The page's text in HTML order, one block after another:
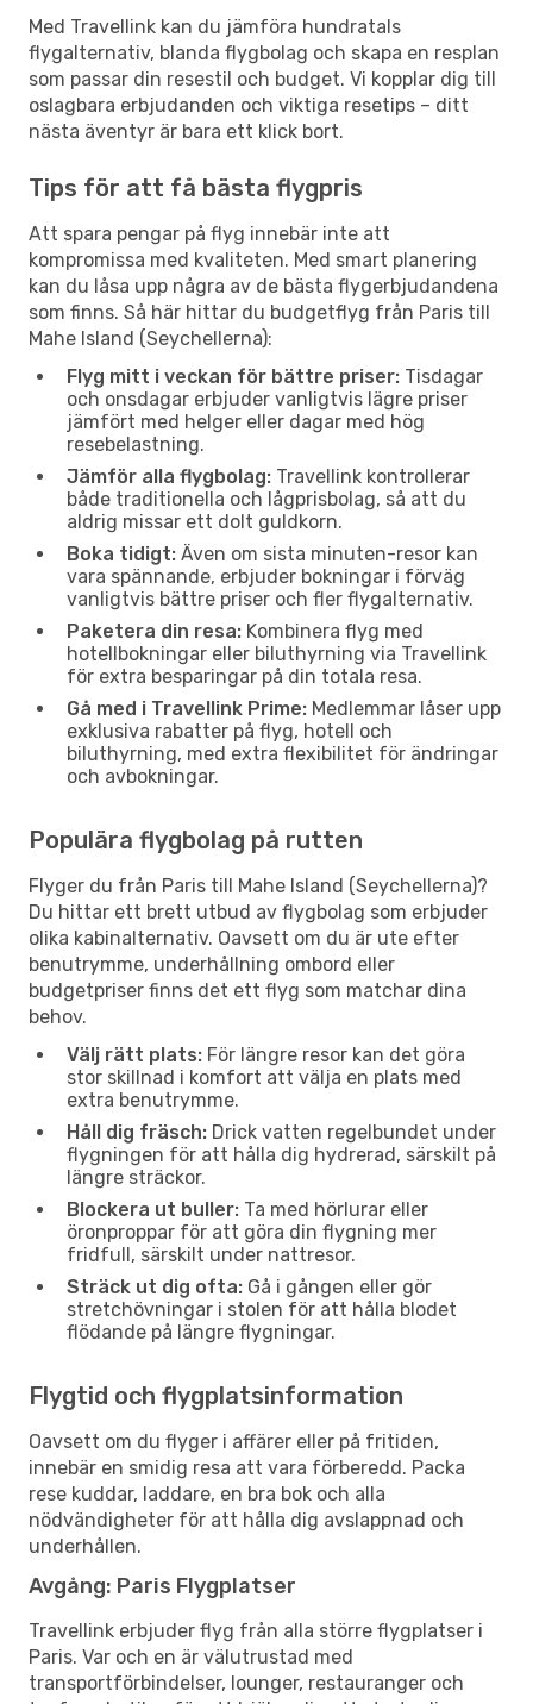
Med Travellink kan du jämföra hundratals
flygalternativ, blanda flygbolag och skapa en resplan
som passar din resestil och budget. Vi kopplar dig till
oslagbara erbjudanden och viktiga resetips – ditt
nästa äventyr är bara ett klick bort.
Tips för att få bästa flygpris
Att spara pengar på flyg innebär inte att
kompromissa med kvaliteten. Med smart planering
kan du låsa upp några av de bästa flygerbjudandena
som finns. Så här hittar du budgetflyg från Paris till
Mahe Island (Seychellerna):
Flyg mitt i veckan för bättre priser: Tisdagar
och onsdagar erbjuder vanligtvis lägre priser
jämfört med helger eller dagar med hög
resebelastning.
Jämför alla flygbolag: Travellink kontrollerar
både traditionella och lågprisbolag, så att du
aldrig missar ett dolt guldkorn.
Boka tidigt: Även om sista minuten-resor kan
vara spännande, erbjuder bokningar i förväg
vanligtvis bättre priser och fler flygalternativ.
Paketera din resa: Kombinera flyg med
hotellbokningar eller biluthyrning via Travellink
för extra besparingar på din totala resa.
Gå med i Travellink Prime: Medlemmar låser upp
exklusiva rabatter på flyg, hotell och
biluthyrning, med extra flexibilitet för ändringar
och avbokningar.
Populära flygbolag på rutten
Flyger du från Paris till Mahe Island (Seychellerna)?
Du hittar ett brett utbud av flygbolag som erbjuder
olika kabinalternativ. Oavsett om du är ute efter
benutrymme, underhållning ombord eller
budgetpriser finns det ett flyg som matchar dina
behov.
Välj rätt plats: För längre resor kan det göra
stor skillnad i komfort att välja en plats med
extra benutrymme.
Håll dig fräsch: Drick vatten regelbundet under
flygningen för att hålla dig hydrerad, särskilt på
längre sträckor.
Blockera ut buller: Ta med hörlurar eller
öronproppar för att göra din flygning mer
fridfull, särskilt under nattresor.
Sträck ut dig ofta: Gå i gången eller gör
stretchövningar i stolen för att hålla blodet
flödande på längre flygningar.
Flygtid och flygplatsinformation
Oavsett om du flyger i affärer eller på fritiden,
innebär en smidig resa att vara förberedd. Packa
rese kuddar, laddare, en bra bok och alla
nödvändigheter för att hålla dig avslappnad och
underhållen.
Avgång: Paris Flygplatser
Travellink erbjuder flyg från alla större flygplatser i
Paris. Var och en är välutrustad med
transportförbindelser, lounger, restauranger och